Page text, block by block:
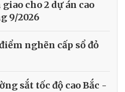
cho 2 dự án cao
9/2026
nghẽn cấp sổ đỏ
sắt tốc độ cao Bắc -